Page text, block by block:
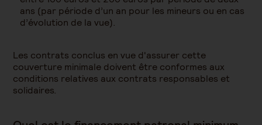
ans (par période d’un an pour les mineurs ou en cas
d’évolution de la vue).
Les contrats conclus en vue d'assurer cette
couverture minimale doivent être conformes aux
conditions relatives aux contrats responsables et
solidaires.